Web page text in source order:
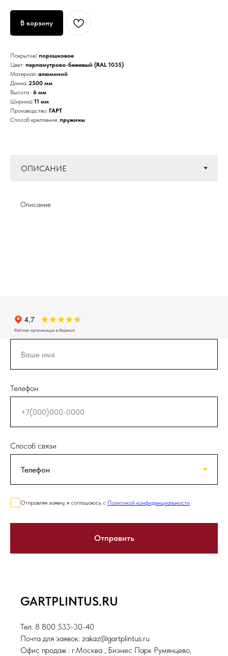
В корзину
Покрытие: порошковое
Цвет: перламутрово-бежевый (RAL 1035)
Материал: алюминий
Длина: 2500 мм
Высота : 6 мм
Ширина: 11 мм
Производство: ГАРТ
Способ крепления: пружины
Описание
Телефон
Способ связи
Отправляя заявку, я соглашаюсь с Политикой конфиденциальности
Отправить
GARTPLINTUS.RU
Тел. 8 800 533-30-40
Почта для заявок: zakaz@gartplintus.ru
Офис продаж : г.Москва , Бизнес Парк Румянцево,